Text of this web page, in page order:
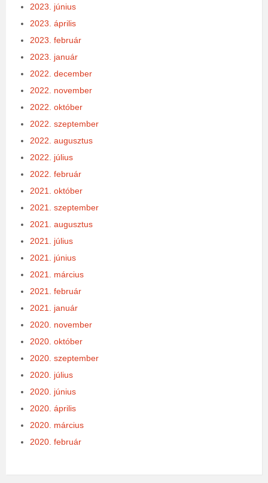
2023. június
2023. április
2023. február
2023. január
2022. december
2022. november
2022. október
2022. szeptember
2022. augusztus
2022. július
2022. február
2021. október
2021. szeptember
2021. augusztus
2021. július
2021. június
2021. március
2021. február
2021. január
2020. november
2020. október
2020. szeptember
2020. július
2020. június
2020. április
2020. március
2020. február